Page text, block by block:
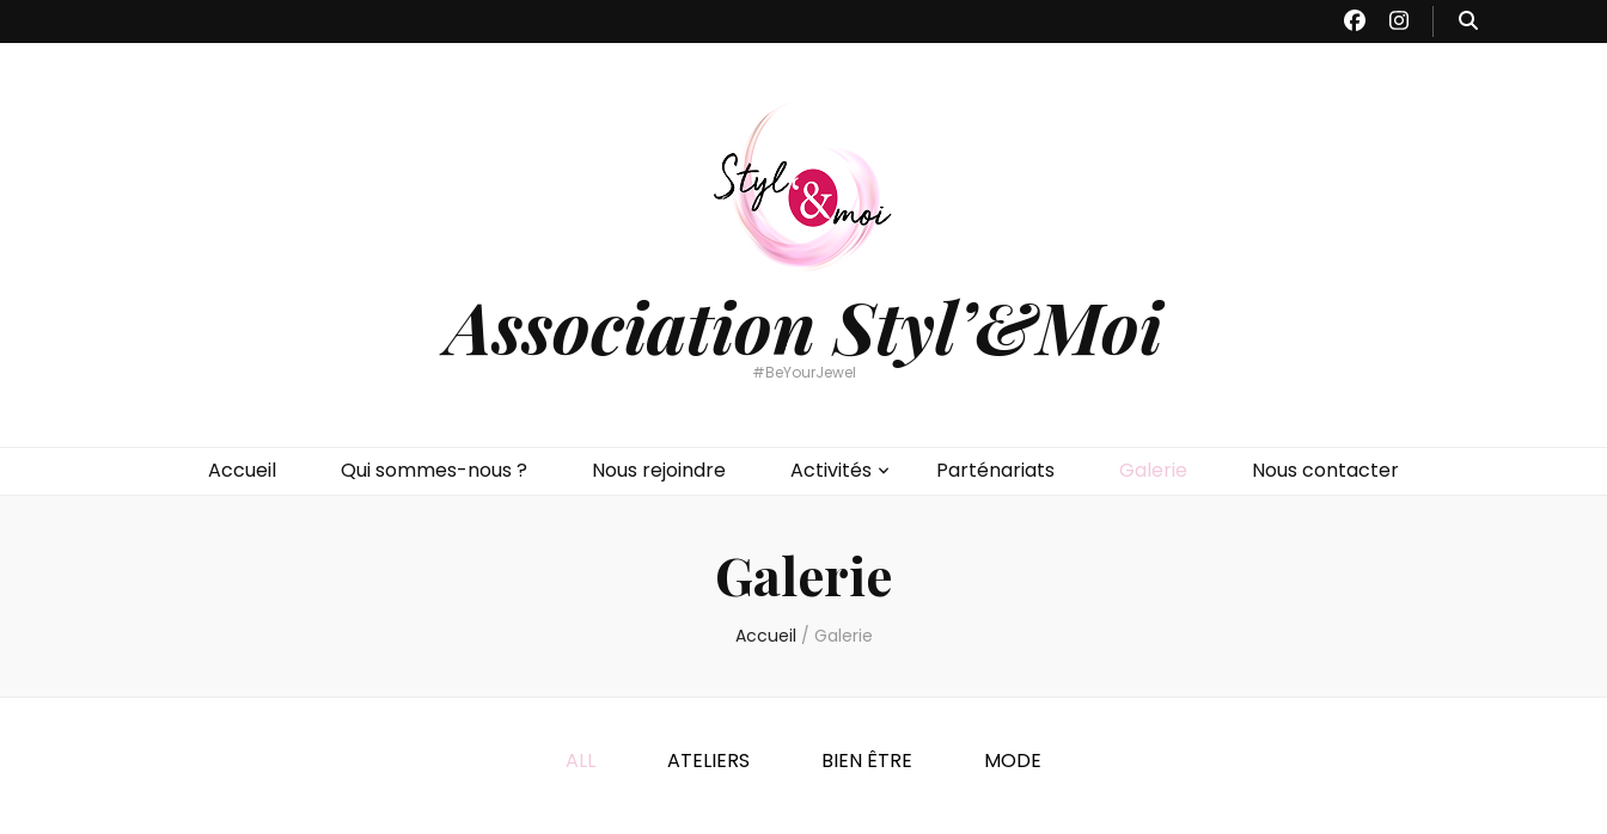
Association Styl’&Moi
#BeYourJewel
Accueil Qui sommes-nous ? Nous rejoindre Activités Parténariats Galerie Nous contacter
Galerie
Accueil / Galerie
ALL ATELIERS BIEN ÊTRE MODE